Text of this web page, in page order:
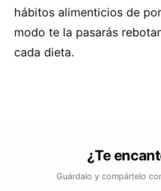
hábitos alimenticios de
modo te la pasarás
cada dieta.
¿Te
Guárdalo y compártelo